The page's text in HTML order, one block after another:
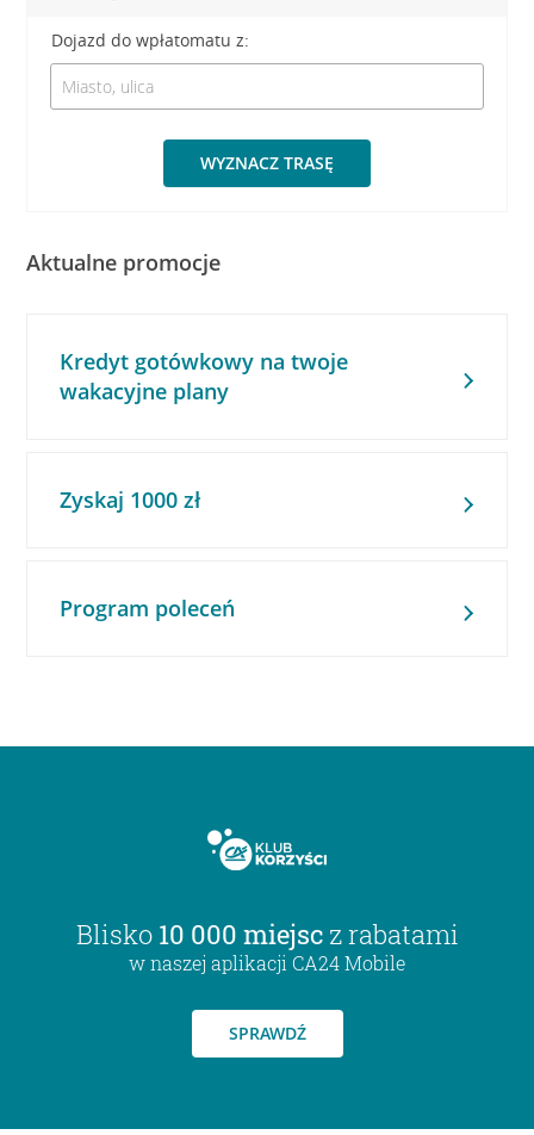
Dojazd do wpłatomatu z:
WYZNACZ TRASĘ
Aktualne promocje
Kredyt gotówkowy na twoje
wakacyjne plany
Zyskaj 1000 zł
Program poleceń
Blisko 10 000 miejsc z rabatami
w naszej aplikacji CA24 Mobile
SPRAWDŹ